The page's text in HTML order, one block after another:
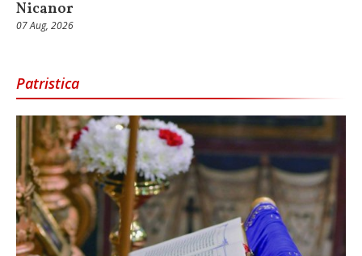
Nicanor
07 Aug, 2026
Patristica